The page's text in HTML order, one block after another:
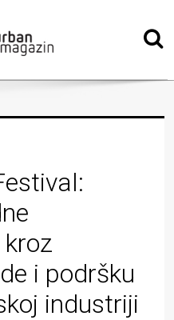
i podršku
industriji